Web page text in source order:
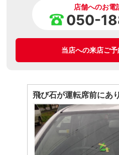
店舗へのお電
050-
当店への来店ご
飛び石が運転席前にあ